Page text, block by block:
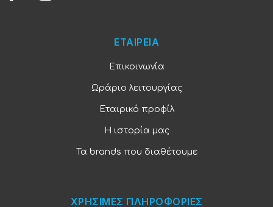
ΕΤΑΙΡΕΙΑ
Επικοινωνία
Ωράριο λειτουργίας
Εταιρικό προφίλ
Η ιστορία μας
Τα brands που διαθέτουμε
ΧΡΗΣΙΜΕΣ ΠΛΗΡΟΦΟΡΙΕΣ